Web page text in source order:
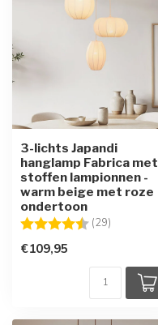
3-lichts Japandi
hanglamp Fabrica met
stoffen lampionnen -
warm beige met roze
ondertoon
Beoordeling: (29)
€109,95